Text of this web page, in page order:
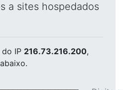
a sites hospedados
do IP 216.73.216.200,